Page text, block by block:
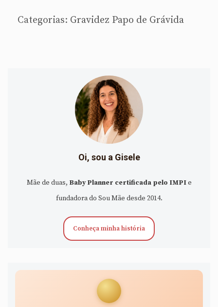
Categorias: Gravidez Papo de Grávida
Oi, sou a Gisele
Mãe de duas, Baby Planner certificada pelo IMPIe
fundadora do Sou Mãe desde 2014.
Conheça minha história